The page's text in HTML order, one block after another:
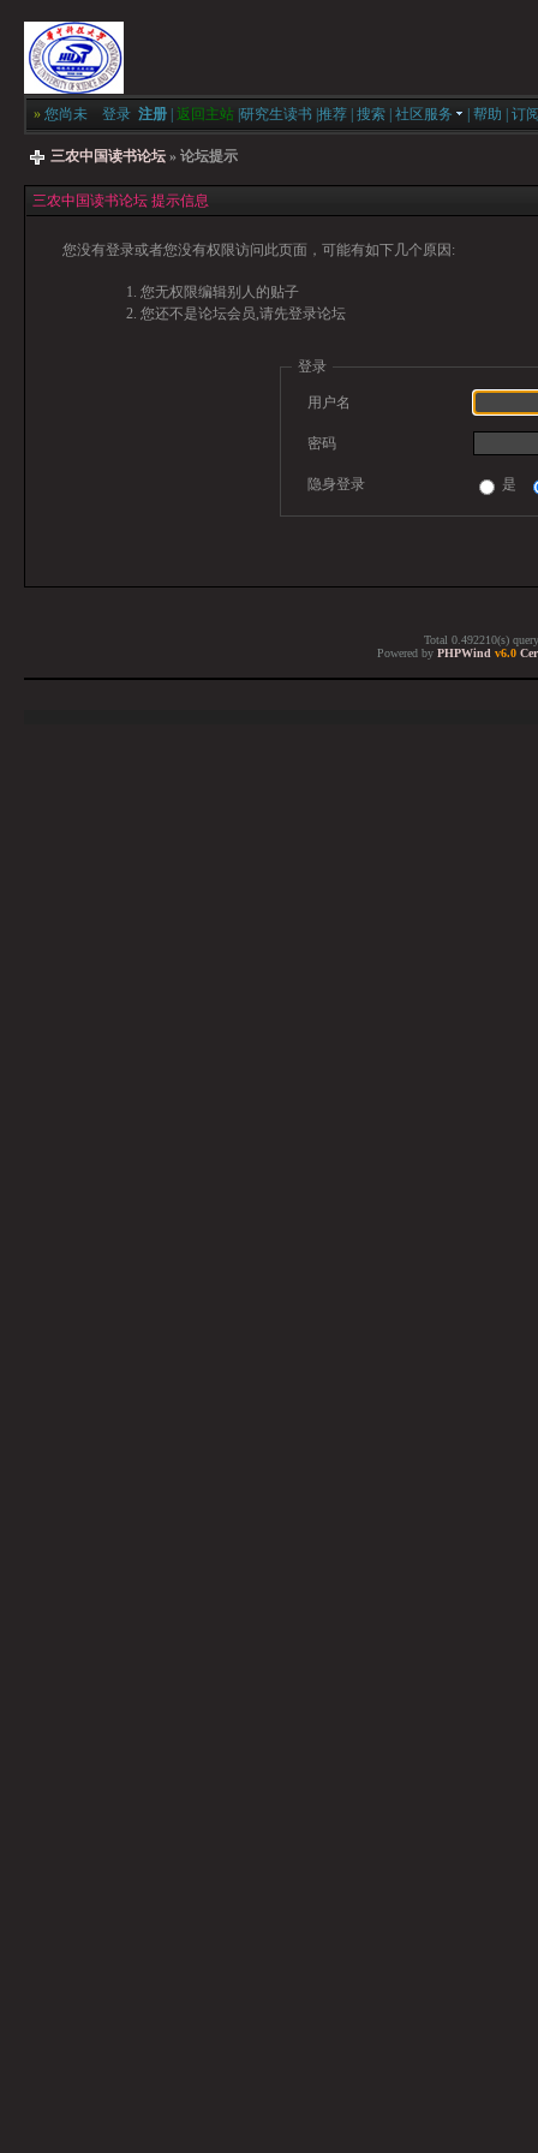
» 您尚未 登录 注册 返回主站 研究生读书 推荐 搜索 社区服务 帮助 订
三农中国读书论坛 » 论坛提示
三农中国读书论坛 提示信息
您没有登录或者您没有权限访问此页面，可能有如下几个原因:
您无权限编辑别人的贴子
您还不是论坛会员,请先登录论坛
登录
用户名
密码
隐身登录 是
Total 0.492210(s)
Powered by PHPWind v6.0